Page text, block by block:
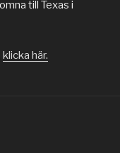
till Texas i
klicka här.